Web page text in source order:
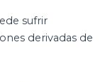
sufrir
derivadas de